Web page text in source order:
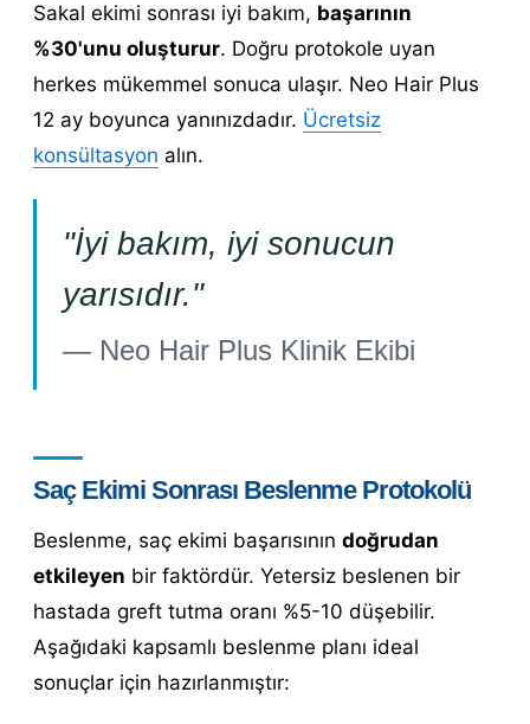
Sakal ekimi sonrası iyi bakım, başarının
%30'unu oluşturur. Doğru protokole uyan
herkes mükemmel sonuca ulaşır. Neo Hair Plus
12 ay boyunca yanınızdadır. Ücretsiz
konsültasyon alın.
"İyi bakım, iyi sonucun
yarısıdır."
— Neo Hair Plus Klinik Ekibi
Saç Ekimi Sonrası Beslenme Protokolü
Beslenme, saç ekimi başarısının doğrudan
etkileyen bir faktördür. Yetersiz beslenen bir
hastada greft tutma oranı %5-10 düşebilir.
Aşağıdaki kapsamlı beslenme planı ideal
sonuçlar için hazırlanmıştır: